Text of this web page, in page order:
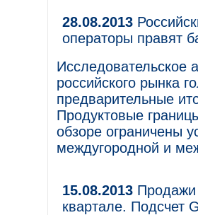
28.08.2013
операторы правят
Исследовательское
российского рынка
предварительные
Продуктовые
обзоре ограничены
междугородной и
15.08.2013
квартале. Подсчет